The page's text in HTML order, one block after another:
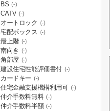
BS (-)
CATV (-)
オートロック (-)
宅配ボックス (-)
最上階 (-)
南向き (-)
角部屋 (-)
建設住宅性能評価書付 (-)
カードキー (-)
住宅金融支援機構利用可 (-)
仲介手数料無料 (-)
仲介手数料半額 (-)